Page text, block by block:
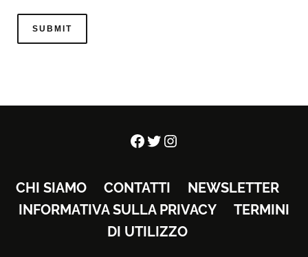
Facebook
Twitter
Instagram
CHI SIAMO CONTATTI
NEWSLETTER
INFORMATIVA SULLA PRIVACY
TERMINI
DI UTILIZZO